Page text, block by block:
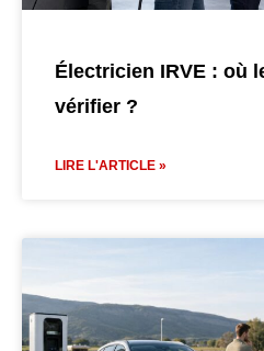
Électricien IRVE : où
vérifier ?
LIRE L'ARTICLE »